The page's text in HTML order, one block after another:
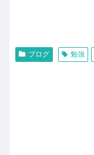
ブログ 勉強